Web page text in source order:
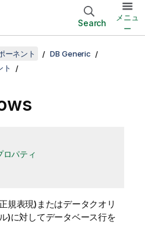
Search
メニュ
ー
ーネント
DB Generic
ト
パティ
規表現)またはデータクオリ
)に対してデータベース行を